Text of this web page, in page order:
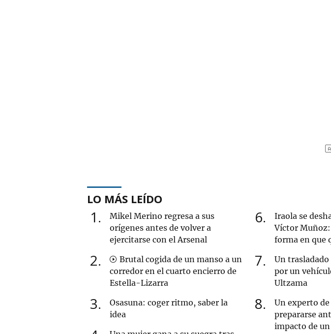
LO MÁS LEÍDO
1
Mikel Merino regresa a sus
orígenes antes de volver a
ejercitarse con el Arsenal
2
Brutal cogida de un manso a un
corredor en el cuarto encierro de
Estella-Lizarra
3
Osasuna: coger ritmo, saber la
idea
6
Iraola se
Víctor
forma en que
7
Un
por un
Ultzama
8
Un experto de
prepararse
impacto de